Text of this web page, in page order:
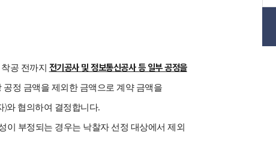
공 전까지 전기공사 및 정보통신공사 등 일부 공정을
정 금액을 제외한 금액으로 계약 금액을
)와 협의하여 결정합니다.
이 부정되는 경우는 낙찰자 선정 대상에서 제외